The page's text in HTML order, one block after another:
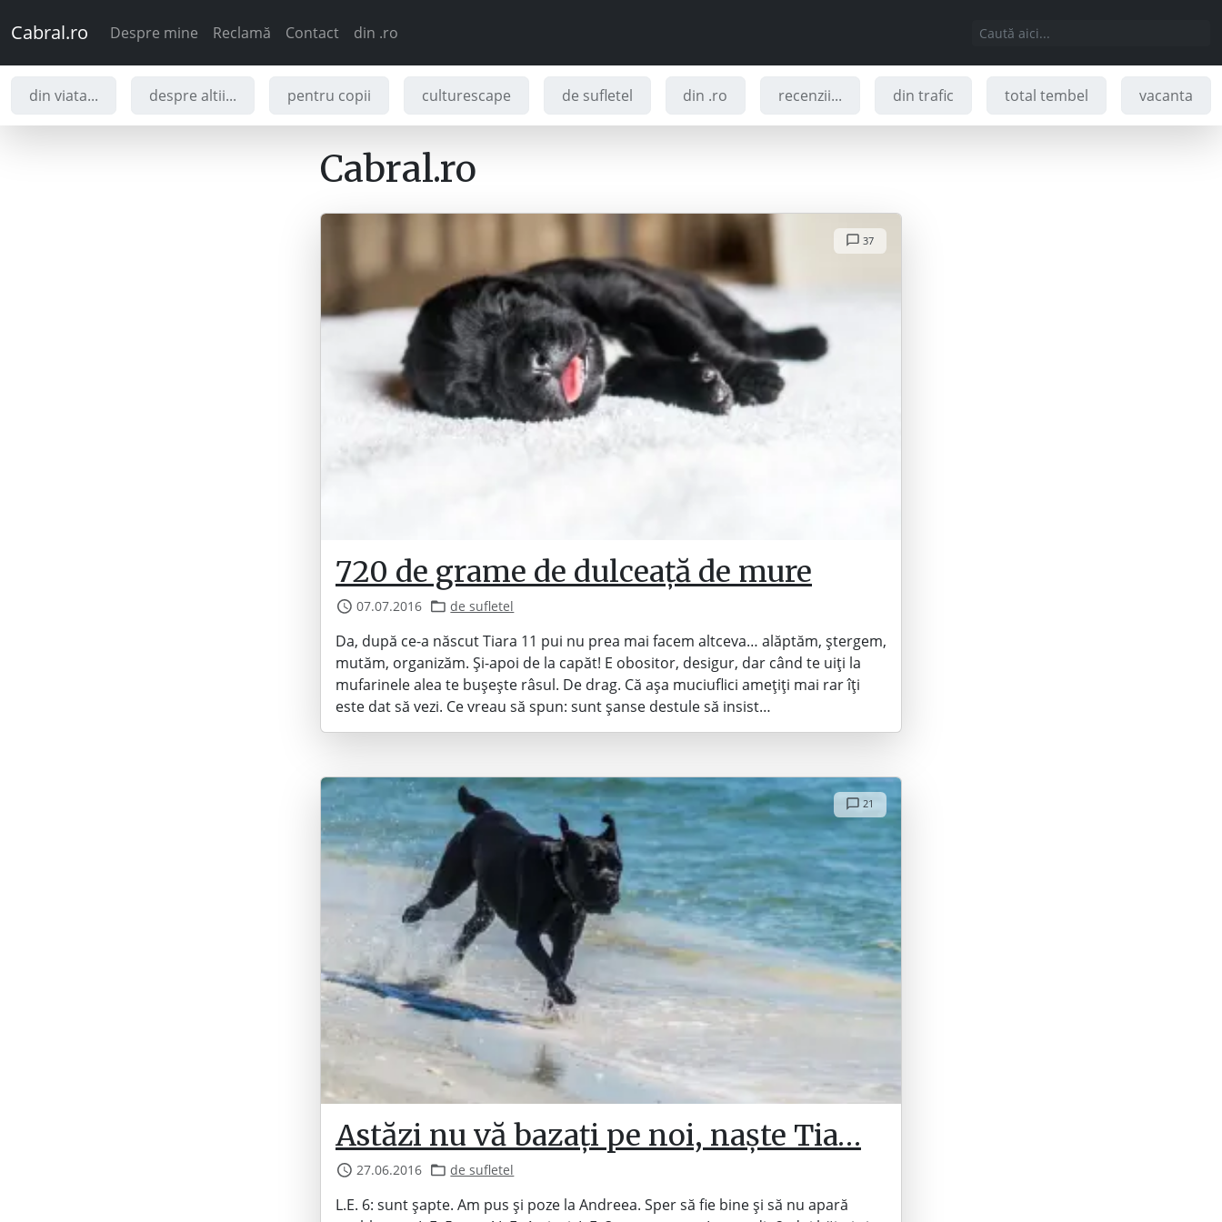
Cabral.ro Despre mine Reclamă Contact din .ro
din viata... despre altii... pentru copii culturescape de sufletel din .ro recenzii... din trafic total tembel vacanta
Cabral.ro
37
720 de grame de dulceață de mure
07.07.2016 de sufletel
Da, după ce-a născut Tiara 11 pui nu prea mai facem altceva… alăptăm, ștergem,
mutăm, organizăm. Și-apoi de la capăt! E obositor, desigur, dar când te uiți la
mufarinele alea te bușește râsul. De drag. Că așa muciuflici amețiți mai rar îți
este dat să vezi. Ce vreau să spun: sunt șanse destule să insist…
21
Astăzi nu vă bazați pe noi, naște Tia…
27.06.2016 de sufletel
L.E. 6: sunt șapte. Am pus și poze la Andreea. Sper să fie bine și să nu apară